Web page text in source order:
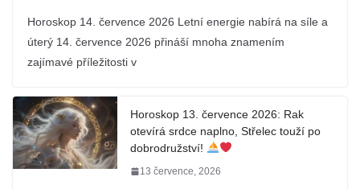
Horoskop 14. července 2026 Letní energie nabírá na síle a
úterý 14. července 2026 přináší mnoha znamením
zajímavé příležitosti v
Horoskop 13. července 2026: Rak
otevírá srdce naplno, Střelec touží po
dobrodružství!
13 července, 2026